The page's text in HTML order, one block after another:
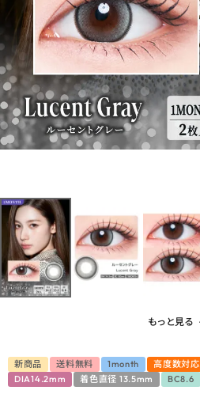
お支払い方法について
お買い物ガイド
お問い合わせ
よくあるご質問
もっと見る
新商品 送料無料 1month 高度数対応
DIA14.2mm
着色直径 13.5mm BC8.6